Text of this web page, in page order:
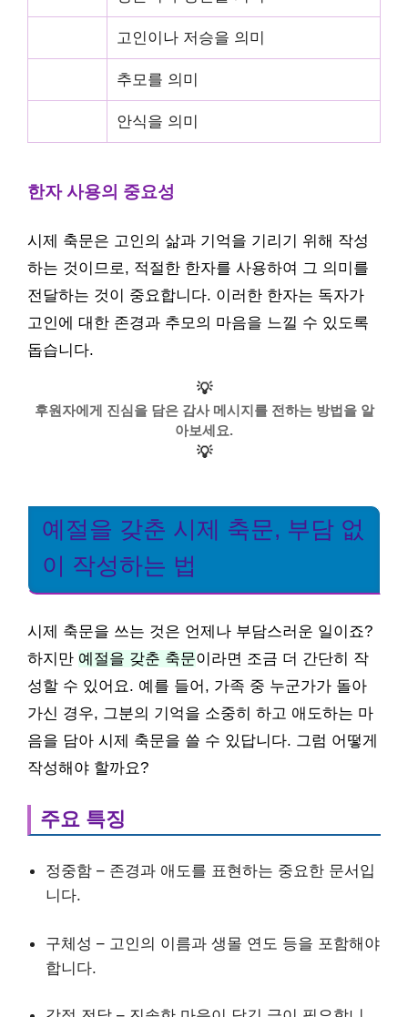
고인이나 저승을 의미
추모를 의미
안식을 의미
한자 사용의 중요성
시제 축문은 고인의 삶과 기억을 기리기 위해 작성
하는 것이므로, 적절한 한자를 사용하여 그 의미를
전달하는 것이 중요합니다. 이러한 한자는 독자가
고인에 대한 존경과 추모의 마음을 느낄 수 있도록
돕습니다.
💡
후원자에게 진심을 담은 감사 메시지를 전하는 방법을 알
아보세요.
💡
예절을 갖춘 시제 축문, 부담 없
이 작성하는 법
시제 축문을 쓰는 것은 언제나 부담스러운 일이죠?
하지만 예절을 갖춘 축문이라면 조금 더 간단히 작
성할 수 있어요. 예를 들어, 가족 중 누군가가 돌아
가신 경우, 그분의 기억을 소중히 하고 애도하는 마
음을 담아 시제 축문을 쓸 수 있답니다. 그럼 어떻게
작성해야 할까요?
주요 특징
정중함 – 존경과 애도를 표현하는 중요한 문서입
니다.
구체성 – 고인의 이름과 생몰 연도 등을 포함해야
합니다.